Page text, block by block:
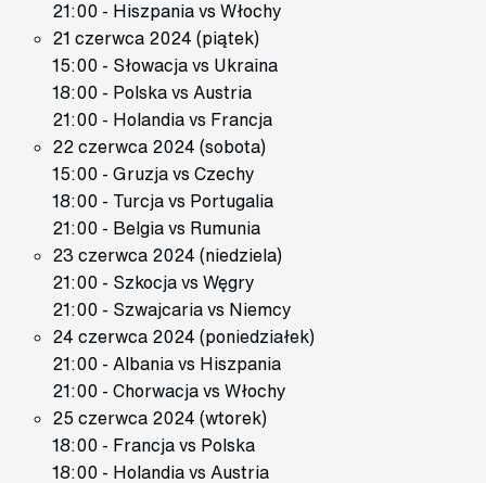
21:00 - Hiszpania vs Włochy
21 czerwca 2024 (piątek)
15:00 - Słowacja vs Ukraina
18:00 - Polska vs Austria
21:00 - Holandia vs Francja
22 czerwca 2024 (sobota)
15:00 - Gruzja vs Czechy
18:00 - Turcja vs Portugalia
21:00 - Belgia vs Rumunia
23 czerwca 2024 (niedziela)
21:00 - Szkocja vs Węgry
21:00 - Szwajcaria vs Niemcy
24 czerwca 2024 (poniedziałek)
21:00 - Albania vs Hiszpania
21:00 - Chorwacja vs Włochy
25 czerwca 2024 (wtorek)
18:00 - Francja vs Polska
18:00 - Holandia vs Austria